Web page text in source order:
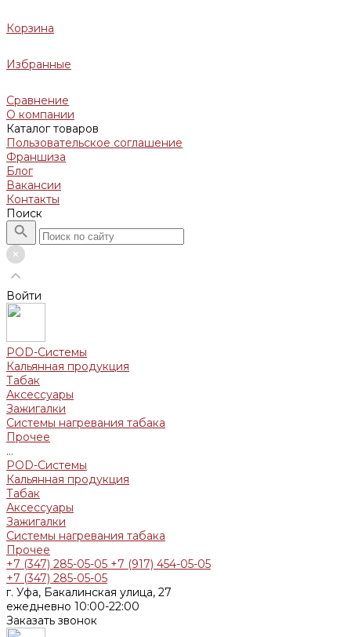
Корзина
Избранные
Сравнение
О компании
Каталог товаров
Пользовательское соглашение
Франшиза
Блог
Вакансии
Контакты
Поиск
Войти
POD-Системы
Кальянная продукция
Табак
Аксессуары
Зажигалки
Системы нагревания табака
Прочее
...
POD-Системы
Кальянная продукция
Табак
Аксессуары
Зажигалки
Системы нагревания табака
Прочее
+7 (347) 285-05-05 +7 (917) 454-05-05
+7 (347) 285-05-05
г. Уфа, Бакалинская улица, 27
ежедневно 10:00-22:00
Заказать звонок